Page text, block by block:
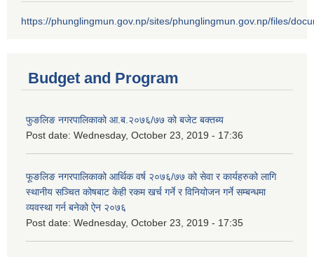
https://phunglingmun.gov.np/sites/phunglingmun.gov.np/files/
Budget and Program
फुङलिङ नगरपालिकाको आ.ब.२०७६/७७ को बजेट बक्तब्य
Post date: Wednesday, October 23, 2019 - 17:36
फूङलिङ नगरपालिकाको आर्थिक वर्ष २०७६/७७ को सेवा र कार्यहरुको लागि
स्थानीय सञ्चित कोषबाट केही रकम खर्च गर्ने र विनियोजन गर्ने सम्बन्धमा
व्यवस्था गर्न बनेको ऐन २०७६
Post date: Wednesday, October 23, 2019 - 17:35